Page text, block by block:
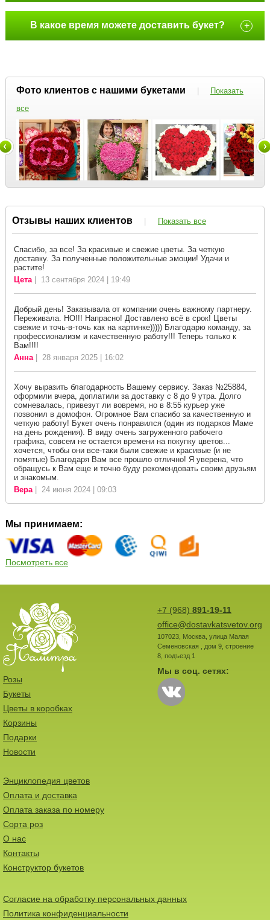
В какое время можете доставить букет? +
Фото клиентов с нашими букетами |
Показать
все
Отзывы наших клиентов | Показать все
Спасибо, за все! За красивые и свежие цветы. За четкую
доставку. За полученные положительные эмоции! Удачи и
растите!
Цета| 13 сентября 2024 | 19:49
Добрый день! Заказывала от компании очень важному партнеру.
Переживала. НО!!! Напрасно! Доставлено всё в срок! Цветы
свежие и точь-в-точь как на картинке))))) Благодарю команду, за
профессионализм и качественную работу!!! Теперь только к
Вам!!!!
Анна| 28 января 2025 | 16:02
Хочу выразить благодарность Вашему сервису. Заказ №25884,
оформили вчера, доплатили за доставку с 8 до 9 утра. Долго
сомневалась, привезут ли вовремя, но в 8:55 курьер уже
позвонил в домофон. Огромное Вам спасибо за качественную и
четкую работу! Букет очень понравился (один из подарков Маме
на день рождения). В виду очень загруженного рабочего
графика, совсем не остается времени на покупку цветов...
хочется, чтобы они все-таки были свежие и красивые (и не
помятые) Благодаря Вам все прошло отлично! Я уверена, что
обращусь к Вам еще и точно буду рекомендовать своим друзьям
и знакомым.
Вера| 24 июня 2024 | 09:03
Мы принимаем:
Посмотреть все
+7 (968) 891-19-11
office@dostavkatsvetov.org
107023, Москва, улица Малая
Семеновская , дом 9, строение
8, подъезд 1
Мы в соц. сетях:
Розы
Букеты
Цветы в коробках
Корзины
Подарки
Новости
Энциклопедия цветов
Оплата и доставка
Оплата заказа по номеру
Сорта роз
О нас
Контакты
Конструктор букетов
Согласие на обработку персональных данных
Политика конфиденциальности